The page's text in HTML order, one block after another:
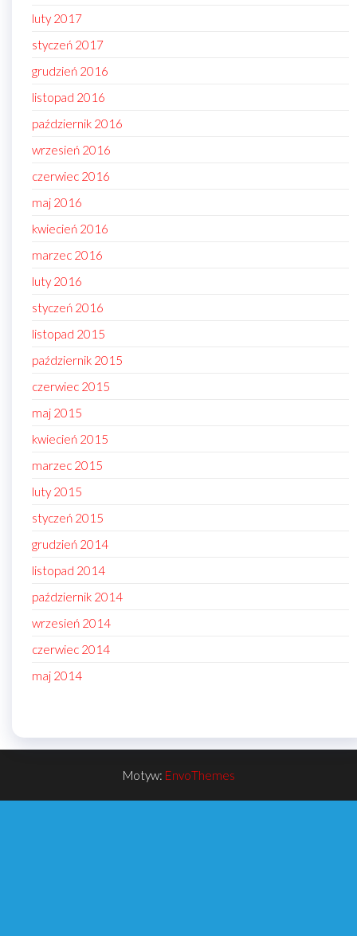
luty 2017
styczeń 2017
grudzień 2016
listopad 2016
październik 2016
wrzesień 2016
czerwiec 2016
maj 2016
kwiecień 2016
marzec 2016
luty 2016
styczeń 2016
listopad 2015
październik 2015
czerwiec 2015
maj 2015
kwiecień 2015
marzec 2015
luty 2015
styczeń 2015
grudzień 2014
listopad 2014
październik 2014
wrzesień 2014
czerwiec 2014
maj 2014
Motyw: EnvoThemes